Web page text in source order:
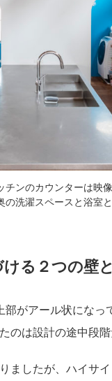
ンのカウンターは映
洗濯スペースと浴室
る２つの壁
がアール状になっ
のは設計の途中段階
ましたが、ハイサ